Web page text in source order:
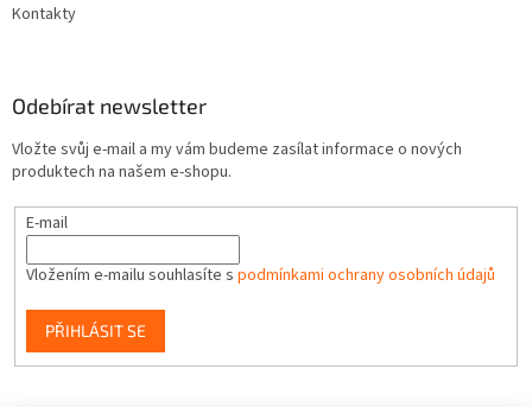
Kontakty
Odebírat newsletter
Vložte svůj e-mail a my vám budeme zasílat informace o nových
produktech na našem e-shopu.
E-mail
Vložením e-mailu souhlasíte s podmínkami ochrany osobních údajů
PŘIHLÁSIT SE